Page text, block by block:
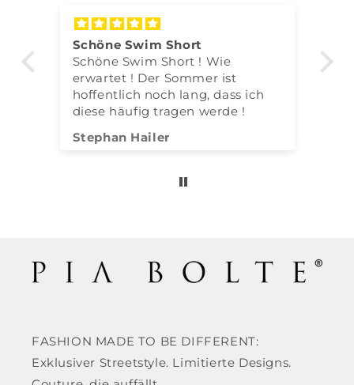
Schöne Swim Short
Schöne Swim Short ! Wie
erwartet ! Der Sommer ist
hoffentlich noch lang, dass ich
diese häufig tragen werde !
Stephan Hailer
FASHION MADE TO BE DIFFERENT:
Exklusiver Streetstyle. Limitierte Designs.